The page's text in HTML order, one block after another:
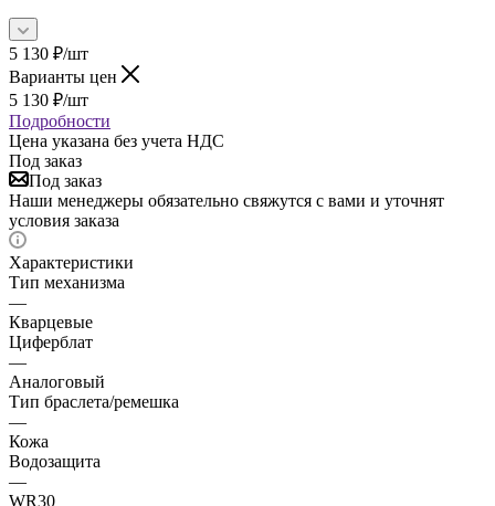
5 130 ₽/шт
Варианты цен
5 130 ₽/шт
Подробности
Цена указана без учета НДС
Под заказ
Под заказ
Наши менеджеры обязательно свяжутся с вами и уточнят
условия заказа
Характеристики
Тип механизма
—
Кварцевые
Циферблат
—
Аналоговый
Тип браслета/ремешка
—
Кожа
Водозащита
—
WR30